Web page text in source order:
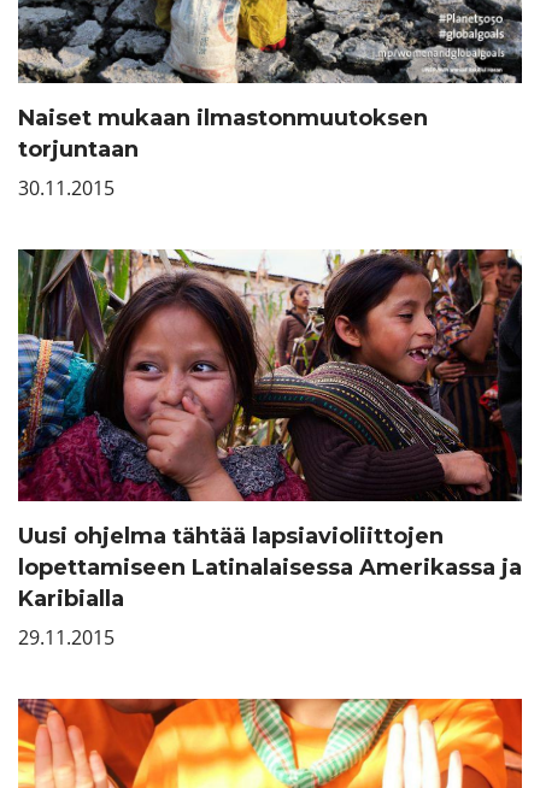
Naiset mukaan ilmastonmuutoksen
torjuntaan
30.11.2015
Uusi ohjelma tähtää lapsiavioliittojen
lopettamiseen Latinalaisessa Amerikassa ja
Karibialla
29.11.2015